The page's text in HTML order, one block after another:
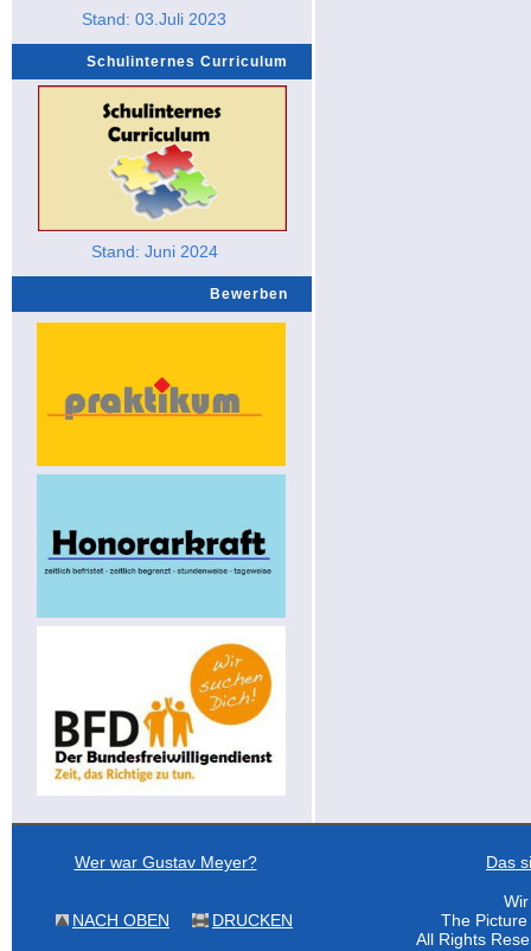
Stand: 03.Juli 2023
Schulinternes Curriculum
Stand: Juni 2024
Bewerben
Wer war Gustav Meyer? Das
NACH OBEN DRUCKEN
The
All Rights